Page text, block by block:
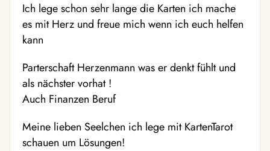
Ich lege schon sehr lange die Karten ich mache
es mit Herz und freue mich wenn ich euch helfen
kann
Parterschaft Herzenmann was er denkt fühlt und
als nächster vorhat !
Auch Finanzen Beruf
Meine lieben Seelchen ich lege mit KartenTarot
schauen um Lösungen!